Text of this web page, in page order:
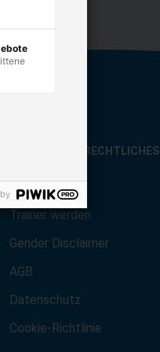
SONSTIGES & RECHTLICHES
Karriere
Trainer werden
Gender Disclaimer
AGB
Datenschutz
Cookie-Richtlinie